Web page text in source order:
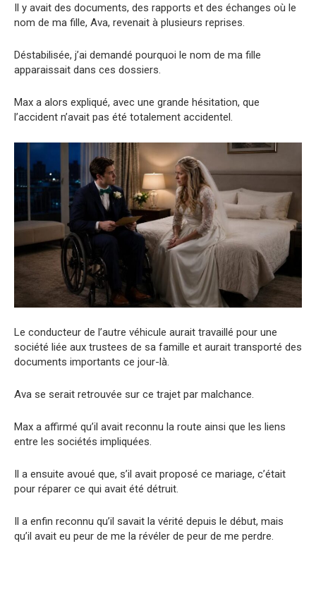
Il y avait des documents, des rapports et des échanges où le
nom de ma fille, Ava, revenait à plusieurs reprises.
Déstabilisée, j’ai demandé pourquoi le nom de ma fille
apparaissait dans ces dossiers.
Max a alors expliqué, avec une grande hésitation, que
l’accident n’avait pas été totalement accidentel.
Le conducteur de l’autre véhicule aurait travaillé pour une
société liée aux trustees de sa famille et aurait transporté des
documents importants ce jour-là.
Ava se serait retrouvée sur ce trajet par malchance.
Max a affirmé qu’il avait reconnu la route ainsi que les liens
entre les sociétés impliquées.
Il a ensuite avoué que, s’il avait proposé ce mariage, c’était
pour réparer ce qui avait été détruit.
Il a enfin reconnu qu’il savait la vérité depuis le début, mais
qu’il avait eu peur de me la révéler de peur de me perdre.